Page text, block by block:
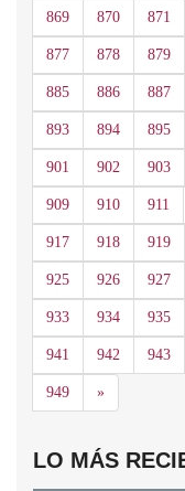
869 870 871
877 878 879
885 886 887
893 894 895
901 902 903
909 910 911
917 918 919
925 926 927
933 934 935
941 942 943
949 »Siguiente
LO MÁS